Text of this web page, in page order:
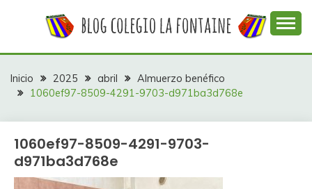
COLEGIO LA
FONTAINE
colegio La Fontaine
Inicio 2025 abril
Almuerzo benéfico
1060ef97-8509-4291-9703-d971ba3d768e
1060ef97-8509-4291-9703-
d971ba3d768e